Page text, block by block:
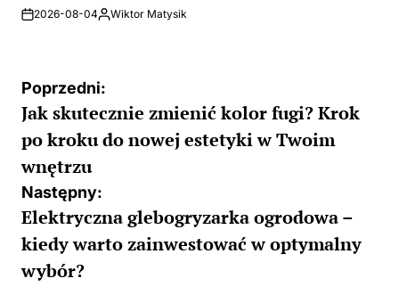
wpisu
po kroku do nowej estetyki w Twoim
wnętrzu
Następny:
Elektryczna glebogryzarka ogrodowa –
kiedy warto zainwestować w optymalny
wybór?